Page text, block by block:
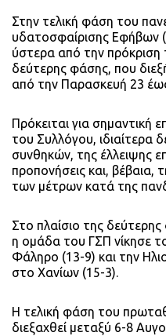
Στην τελική φάση του
υδατοσφαίρισης Εφήβων
ύστερα από την
δεύτερης φάσης, που
από την Παρασκευή 23 έως
Πρόκειται για σημαντική
του Συλλόγου, ιδιαίτερα
συνθηκών, της έλλειψης
προπονήσεις και, βέβαια,
των μέτρων κατά της
Στο πλαίσιο της
η ομάδα του ΓΣΠ νίκησε
Φάληρο (13-9) και την
στο Χανίων (15-3).
Η τελική φάση του
διεξαχθεί μεταξύ 6-8